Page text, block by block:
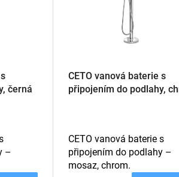
černá
–
CETO vanová baterie s
připojením do podlahy,
CETO vanová baterie s
připojením do podlahy –
mosaz, chrom.